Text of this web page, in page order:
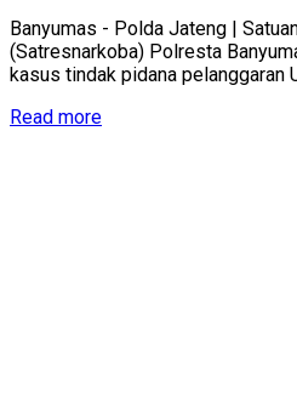
Banyumas - Polda Jateng |
(Satresnarkoba) Polresta
kasus tindak pidana pelanggaran
Read moreDetails